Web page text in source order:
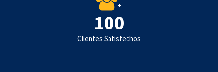
+
100
Clientes Satisfechos